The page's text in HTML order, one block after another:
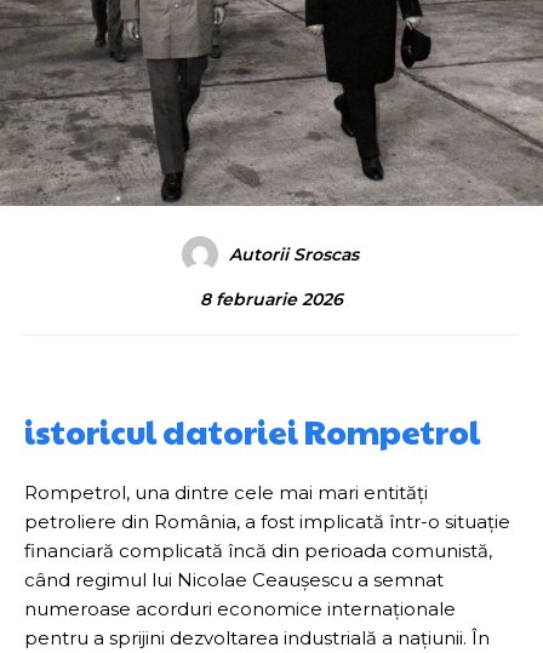
Autorii Sroscas
8 februarie 2026
istoricul datoriei Rompetrol
Rompetrol, una dintre cele mai mari entități
petroliere din România, a fost implicată într-o situație
financiară complicată încă din perioada comunistă,
când regimul lui Nicolae Ceaușescu a semnat
numeroase acorduri economice internaționale
pentru a sprijini dezvoltarea industrială a națiunii. În